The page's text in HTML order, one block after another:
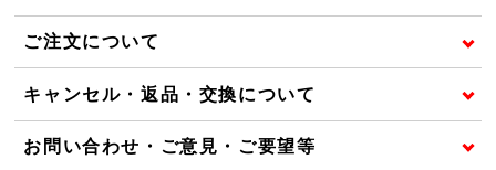
ご注文について
キャンセル・返品・交換について
お問い合わせ・ご意見・ご要望等